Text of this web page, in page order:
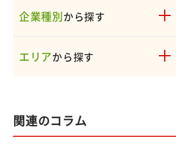
企業種別から探す
エリアから探す
関連のコラム